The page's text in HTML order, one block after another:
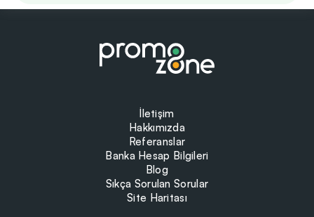
İletişim
Hakkımızda
Referanslar
Banka Hesap Bilgileri
Blog
Sıkça Sorulan Sorular
Site Haritası